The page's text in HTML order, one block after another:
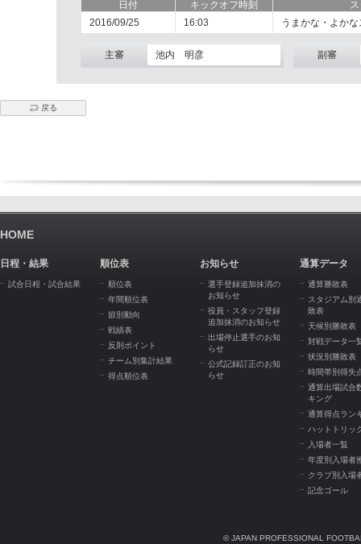
日付 キックオフ時刻
2016/09/25
16:03 うまかな・よか
主審 池内 明彦 副審
戻る
HOME
日程・結果
試合日程・試合結果
順位表
順位表
年間順位表
節別動向
戦績表
反則ポイント
チーム別集計結果
得点順位表
お知らせ
選手登録追加抹消の
お知らせ
役員・スタッフ登録
追加抹消のお知らせ
出場停止選手のお知
らせ
公式記録訂正のお知
らせ
通算データ
通算勝敗表
スタジアム別
敗表
天候別勝敗表
対戦データ一
状況別勝敗表
時間帯別得失
通算出場試合
キング
通算得点ラン
ハットトリッ
入場者一覧
年度別入場者
クラブ別入場
記念ゴール
© JAPAN PROFESSIONAL